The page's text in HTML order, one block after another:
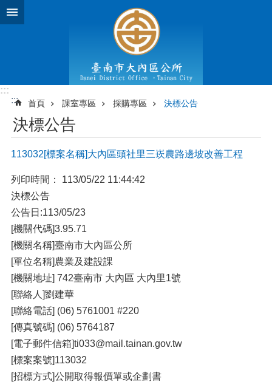
跳到主要內容區塊
:::
:::
首頁 課室專區 採購專區 決標公告
決標公告
113032[標案名稱]⼤內區頭社⾥三崁農路邊坡改善⼯程
列印時間： 113/05/22 11:44:42
決標公告
公告⽇:113/05/23
[機關代碼]3.95.71
[機關名稱]臺南市⼤內區公所
[單位名稱]農業及建設課
[機關地址] 742臺南市 ⼤內區 ⼤內⾥1號
[聯絡⼈]劉建華
[聯絡電話] (06) 5761001 #220
[傳真號碼] (06) 5764187
[電⼦郵件信箱]ti033@mail.tainan.gov.tw
[標案案號]113032
[招標⽅式]公開取得報價單或企劃書